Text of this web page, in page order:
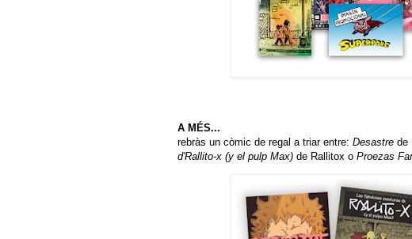
A MÉS...
rebràs un còmic de regal a triar entre: Desastre de
d'Rallito-x (y el pulp Max) de Rallitox o Proezas